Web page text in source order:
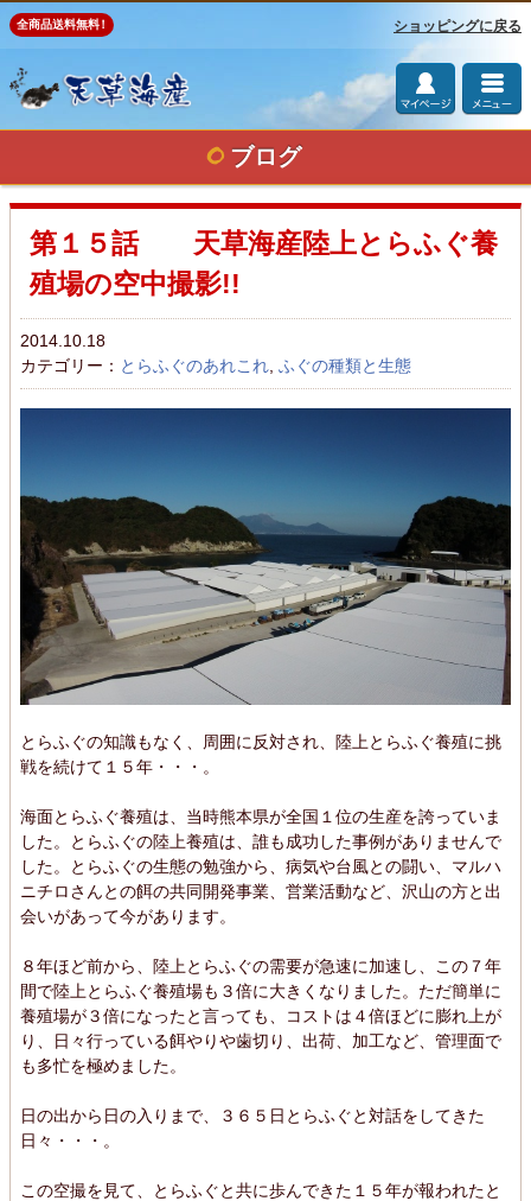
全商品送料無料！ ショッピングに戻る
ブログ
第１５話 天草海産陸上とらふぐ養
殖場の空中撮影!!
2014.10.18
カテゴリー： とらふぐのあれこれ ふぐの種類と生態
とらふぐの知識もなく、周囲に反対され、陸上とらふぐ養殖に挑
戦を続けて１５年・・・。
海面とらふぐ養殖は、当時熊本県が全国１位の生産を誇っていま
した。とらふぐの陸上養殖は、誰も成功した事例がありませんで
した。とらふぐの生態の勉強から、病気や台風との闘い、マルハ
ニチロさんとの餌の共同開発事業、営業活動など、沢山の方と出
会いがあって今があります。
８年ほど前から、陸上とらふぐの需要が急速に加速し、この７年
間で陸上とらふぐ養殖場も３倍に大きくなりました。ただ簡単に
養殖場が３倍になったと言っても、コストは４倍ほどに膨れ上が
り、日々行っている餌やりや歯切り、出荷、加工など、管理面で
も多忙を極めました。
日の出から日の入りまで、３６５日とらふぐと対話をしてきた
日々・・・。
この空撮を見て、とらふぐと共に歩んできた１５年が報われたと